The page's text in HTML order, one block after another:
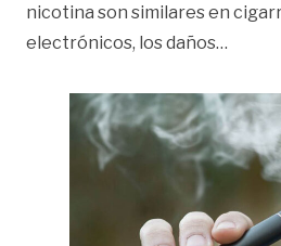
nicotina son similares en
electrónicos, los daños…